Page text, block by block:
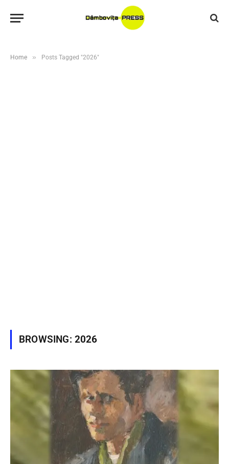
Home » Posts Tagged "2026"
BROWSING: 2026